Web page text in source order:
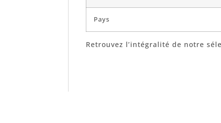
Pays
Retrouvez l’intégralité de notre